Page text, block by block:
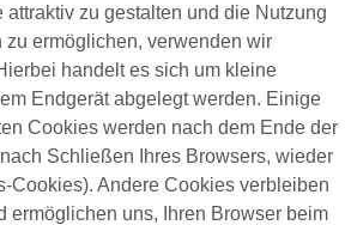
attraktiv zu gestalten und die Nutzung
zu ermöglichen, verwenden wir
handelt es sich um kleine
Endgerät abgelegt werden. Einige
Cookies werden nach dem Ende der
Schließen Ihres Browsers, wieder
Cookies). Andere Cookies verbleiben
ermöglichen uns, Ihren Browser beim